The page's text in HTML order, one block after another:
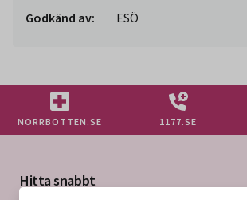
Godkänd av:
ESÖ
NORRBOTTEN.SE 1177.SE
Hitta snabbt